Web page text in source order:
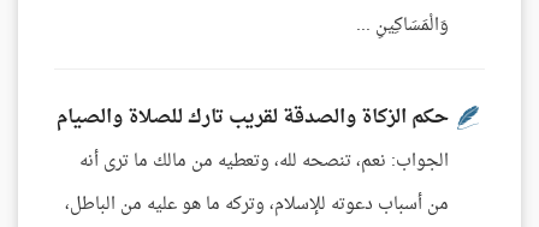
وَالْمَسَاكِينِ ...
حكم الزكاة والصدقة لقريب تارك للصلاة والصيام
الجواب: نعم، تنصحه لله، وتعطيه من مالك ما ترى أنه
من أسباب دعوته للإسلام، وتركه ما هو عليه من الباطل،